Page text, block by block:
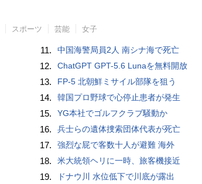
スポーツ 芸能 女子
11. 中国海警局員2人 南シナ海で死亡
12. ChatGPT GPT-5.6 Lunaを無料開放
13. FP-5 北朝鮮ミサイル部隊を狙う
14. 韓国プロ野球で心停止患者が発生
15. YG本社でゴルフクラブ騒動か
16. 兵士らの遺体捜索団体代表が死亡
17. 強烈な屁で客数十人が避難 海外
18. 米大統領ヘリに一時、旅客機接近
19. ドナウ川 水位低下で川底が露出